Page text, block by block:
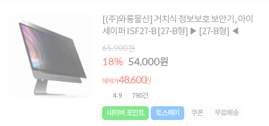
[(주)와룡물산] 거치식 정보보호 보안기, 아이
세이퍼 ISF27-B [27-B형] ▶ [27-B형] ◀
65,900원
18% 54,000원
혜택가48,600원
4.9 790건
네이버 포인트 토스페이 쿠폰 무료배송